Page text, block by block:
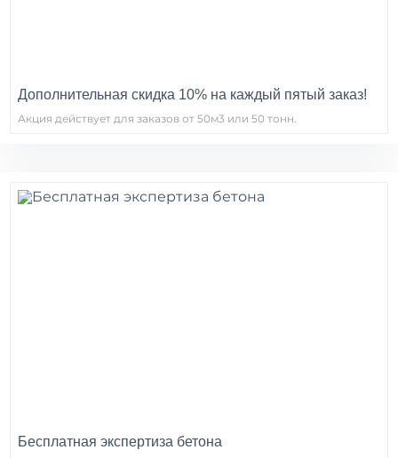
Дополнительная скидка 10% на каждый пятый заказ!
Акция действует для заказов от 50м3 или 50 тонн.
Бесплатная экспертиза бетона